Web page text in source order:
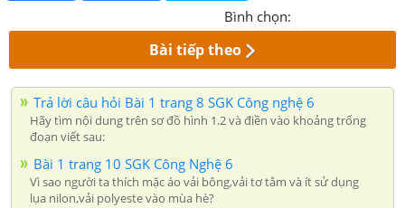
Bình chọn:
Bài tiếp theo
Trả lời câu hỏi Bài 1 trang 8 SGK Công nghệ 6
Hãy tìm nội dung trên sơ đồ hình 1.2 và điền vào khoảng trống
đoạn viết sau:
Bài 1 trang 10 SGK Công Nghệ 6
Vì sao người ta thích mặc áo vải bông,vải tơ tằm và ít sử dụng
lụa nilon,vải polyeste vào mùa hè?